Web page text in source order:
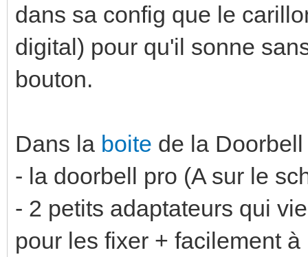
dans sa config que le
digital) pour qu'il sonne
bouton.
Dans la boite de la
- la doorbell pro (A sur le
- 2 petits adaptateurs qui
pour les fixer + facilement